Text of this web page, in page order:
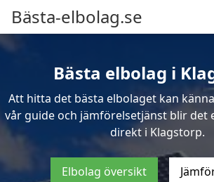
Bästa-elbolag.se
Bästa elbolag i
Att hitta det bästa elbolaget kan
vår guide och jämförelsetjänst blir det
direkt i Klagstorp.
Elbolag översikt